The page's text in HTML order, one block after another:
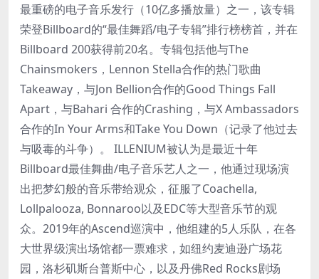
最重磅的电子音乐发行（10亿多播放量）之一，该专辑
荣登Billboard的“最佳舞蹈/电子专辑”排行榜榜首，并在
Billboard 200获得前20名。专辑包括他与The
Chainsmokers，Lennon Stella合作的热门歌曲
Takeaway，与Jon Bellion合作的Good Things Fall
Apart，与Bahari 合作的Crashing，与X Ambassadors
合作的In Your Arms和Take You Down（记录了他过去
与吸毒的斗争）。 ILLENIUM被认为是最近十年
Billboard最佳舞曲/电子音乐艺人之一，他通过现场演
出把梦幻般的音乐带给观众，征服了Coachella,
Lollpalooza, Bonnaroo以及EDC等大型音乐节的观
众。2019年的Ascend巡演中，他组建的5人乐队，在各
大世界级演出场馆都一票难求，如纽约麦迪逊广场花
园，洛杉矶斯台普斯中心，以及丹佛Red Rocks剧场